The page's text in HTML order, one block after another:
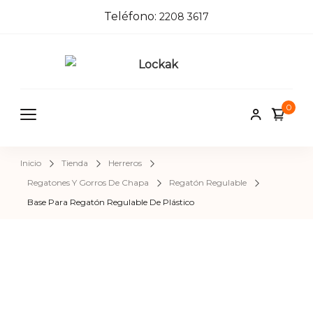
Teléfono: 2208 3617
k
insumos
cerrajeros
0
Inicio Tienda
Herreros
Regatones Y Gorros De Chapa
Regatón Regulable
Base Para Regatón Regulable De Plástico